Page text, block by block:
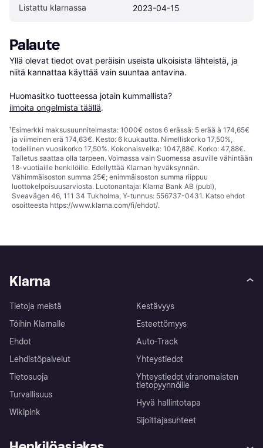
Listattu klarnassa 2023-04-15
Palaute
Yllä olevat tiedot ovat peräisin useista ulkoisista lähteistä, ja
niitä kannattaa käyttää vain suuntaa antavina.
Huomasitko tuotteessa jotain kummallista?
ilmoita ongelmista täällä.
¹Esimerkki maksusuunnitelmasta: 1000€ ostos 6 erässä: 5 erää à 174,65€
ja viimeinen erä 174,63€. Kesto: 6 kuukautta. Nimelliskorko 17,50%,
todellinen vuosikorko 17,50%. Kokonaisvelka: 1047,88€. Korko: 47,88€.
Talletus saattaa olla tarpeen. Voimassa vain Suomessa asuville vähintään
18-vuotiaille henkilöille. Edellyttää Klarnan hyväksynnän.
Vähimmäisoston summa 25€; enimmäisoston summa riippuu
luottokelpoisuusarviosta. Luotonantaja: Klarna Bank AB (publ),
Sveavägen 46, 111 34 Tukholma, Y-tunnus: 556737-0431. Katso ehdot
osoitteesta https://www.klarna.com/fi/ehdot/.
Klarna
Tietoja meistä
Töihin Klarnalle
Ehdot
Lehdistöpalvelut
Tietosuoja
Turvallisuus
Wikipink
Kestävyys
Esteettömyys
Auto-Track
Yhteystiedot
Yhteystiedot viranomaisten
tietopyynnöille
Hyvä hallintotapa
Sijoittajasuhteet